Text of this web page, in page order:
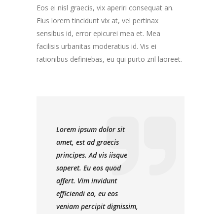
Eos ei nisl graecis, vix aperiri consequat an.
Eius lorem tincidunt vix at, vel pertinax
sensibus id, error epicurei mea et. Mea
facilisis urbanitas moderatius id. Vis ei
rationibus definiebas, eu qui purto zril laoreet.
Lorem ipsum dolor sit
amet, est ad graecis
principes. Ad vis iisque
saperet. Eu eos quod
affert. Vim invidunt
efficiendi ea, eu eos
veniam percipit dignissim,